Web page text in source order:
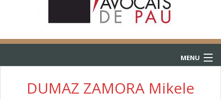
MENU
ACCUEILDUMAZ ZAMORA Mikele